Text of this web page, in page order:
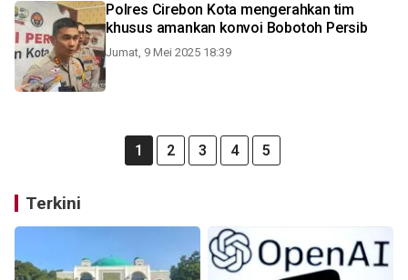
Polres Cirebon Kota mengerahkan tim
khusus amankan konvoi Bobotoh Persib
Jumat, 9 Mei 2025 18:39
1 2 3 4 5
Terkini